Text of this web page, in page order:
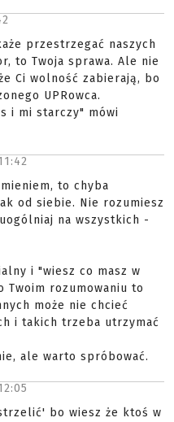
przestrzegać naszych
to Twoja sprawa. Ale nie
Ci wolność zabierają, bo
UPRowca.
i mi starczy" mówi
to chyba
od siebie. Nie rozumiesz
na wszystkich -
i "wiesz co masz w
Twoim rozumowaniu to
może nie chcieć
i takich trzeba utrzymać
ale warto spróbować.
bo wiesz że ktoś w